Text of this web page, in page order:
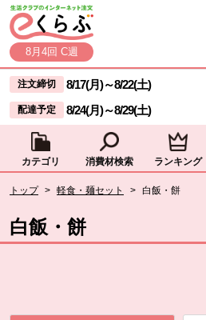
ページの先頭です。
本文へジャンプする。
8月4回 C週
ここからサイト内共通メニューです。
サイト内共通メニューをスキップする
注文締切 8/17(月)～8/22(土)
配達予定 8/24(月)～8/29(土)
カテゴリ 消費材検索 ランキング
トップ > 軽食・麺セット > 白飯・餅
白飯・餅